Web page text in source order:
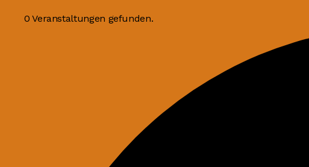
0 Veranstaltungen gefunden.